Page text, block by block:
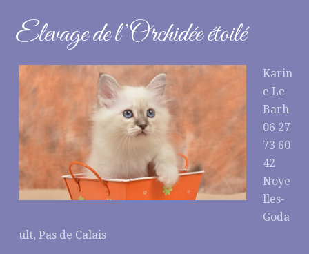
Elevage de l’Orchidée étoilé
Karin
e Le
Barh
06 27
73 60
42
Noye
lles-
Goda
ult, Pas de Calais